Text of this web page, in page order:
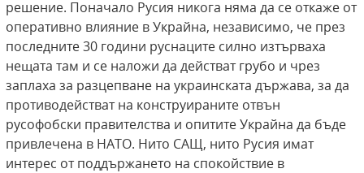
решение. Поначало Русия никога няма да се откаже от
оперативно влияние в Украйна, независимо, че през
последните 30 години руснаците силно изтърваха
нещата там и се наложи да действат грубо и чрез
заплаха за разцепване на украинската държава, за да
противодействат на конструираните отвън
русофобски правителства и опитите Украйна да бъде
привлечена в НАТО. Нито САЩ, нито Русия имат
интерес от поддържането на спокойствие в